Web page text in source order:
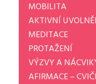
MOBILITA
AKTIVNÍ
MEDITACE
PROTAŽENÍ
VÝZVY A
AFIRMACE –